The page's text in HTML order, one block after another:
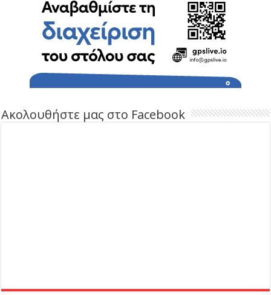
Ακολουθήστε μας στο Facebook